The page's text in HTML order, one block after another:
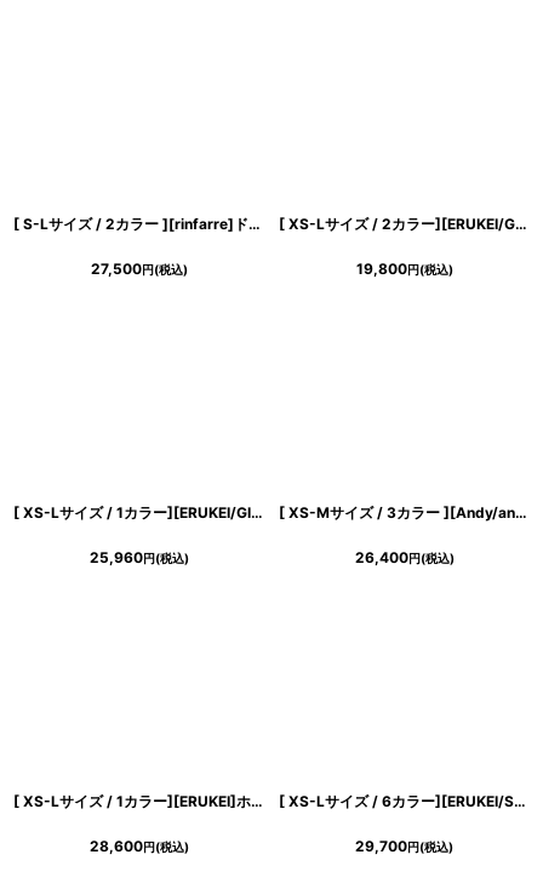
[ S-Lサイズ / 2カラー ][rinfarre]ドレープネック・シフォン・ベージュ・ネイビー・シンプル・上品・マーメイド・ノースリーブ・ロングドレス[薗田杏奈・黒木麗奈着用][送料無料]
27,500円(税込)
[ XS-Lサイズ / 2カラー][ERUKEI/GINZA COUTURE]ツイード・ノースリーブ・シンプル・フレア・Aライン・ミニドレス・ワンピース[送料無料]
19,800円(税込)
[ XS-Lサイズ / 1カラー][ERUKEI/GINZA COUTURE]バイカラー・総柄・リボン・ひざ丈・Vネック・ノースリーブ・タイト・ミディアムドレス・ワンピース[送料無料]
25,960円(税込)
[ XS-Mサイズ / 3カラー ][Andy/an][an]長袖 袖あり・ウエストカット・アシンメトリー・ラップスカート・タイト・ミニドレス《送料＆代引き手数料無料》
26,400円(税込)
[ XS-Lサイズ / 1カラー][ERUKEI]ホワイト×ブルー・小花柄・ノースリーブ・カシュクール・Aライン・マキシ丈・ロングドレス・ワンピース[薗田杏奈着用][送料無料]
28,600円(税込)
[ XS-Lサイズ / 6カラー][ERUKEI/SETTAN]Vネック・ノースリーブ・シンプル・サテン・上品・肩リボン・切替・Aライン・ロングドレス[送料無料]
29,700円(税込)